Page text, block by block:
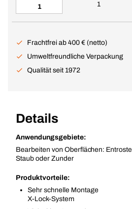
1
Frachtfrei ab 400 € (netto)
Umweltfreundliche Verpackung
Qualität seit 1972
Details
Anwendungsgebiete:
Bearbeiten von Oberflächen:
Staub oder Zunder
Produktvorteile:
Sehr schnelle Montage
X-Lock-System